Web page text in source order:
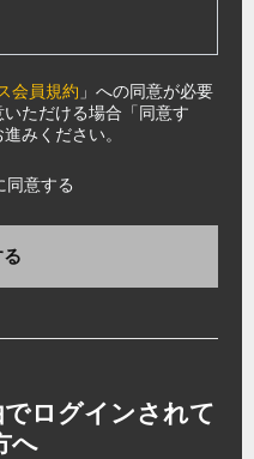
会員規約 」への同意が必要
ただける場合「同意す
みください。
同意する
ログインされて
へ